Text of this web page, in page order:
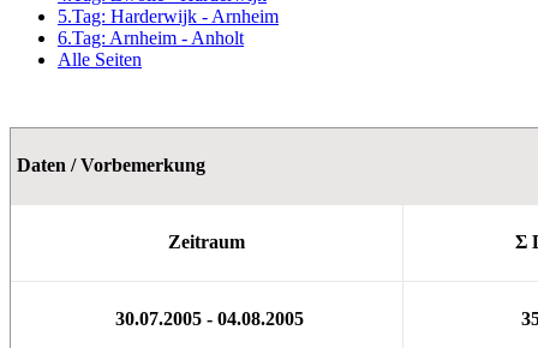
5.Tag: Harderwijk - Arnheim
6.Tag: Arnheim - Anholt
Alle Seiten
Daten / Vorbemerkung
Zeitraum Σ
30.07.2005 - 04.08.2005